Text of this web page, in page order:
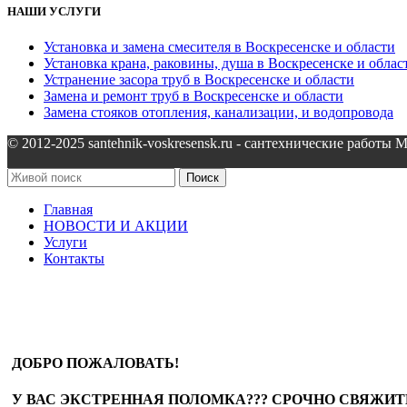
НАШИ УСЛУГИ
Установка и замена смесителя в Воскресенске и области
Установка крана, раковины, душа в Воскресенске и
Устранение засора труб в Воскресенске и области
Замена и ремонт труб в Воскресенске и области
Замена стояков отопления, канализации, и водопровода
© 2012-2025 santehnik-voskresensk.ru - сантехнические работы
Поиск
Главная
НОВОСТИ И АКЦИИ
Услуги
Контакты
ДОБРО ПОЖАЛОВАТЬ!
У ВАС ЭКСТРЕННАЯ ПОЛОМКА??? СРОЧНО